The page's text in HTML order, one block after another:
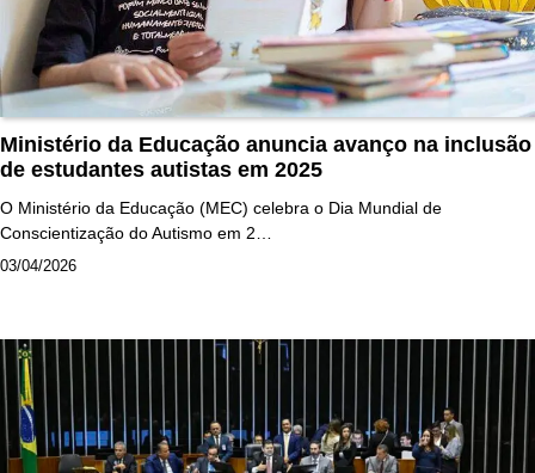
Ministério da Educação anuncia avanço na inclusão
de estudantes autistas em 2025
O Ministério da Educação (MEC) celebra o Dia Mundial de
Conscientização do Autismo em 2…
03/04/2026